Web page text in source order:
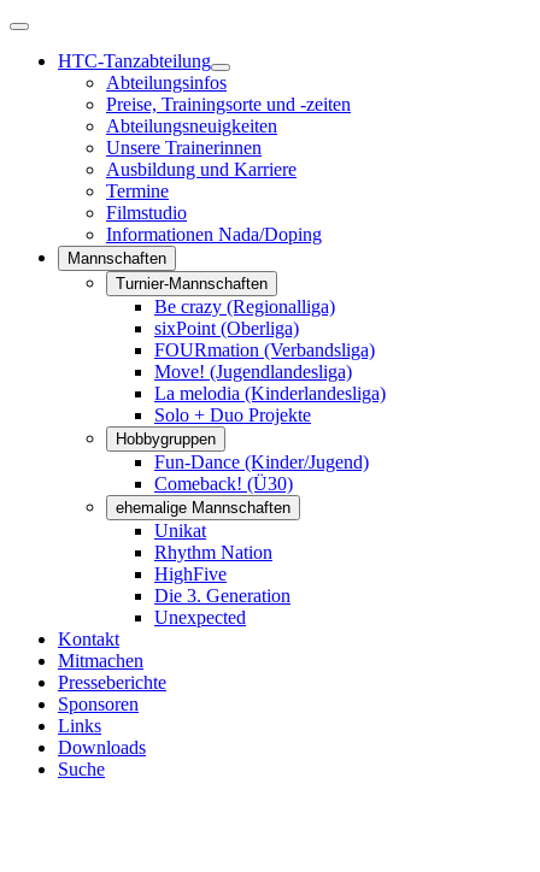
HTC-Tanzabteilung
Abteilungsinfos
Preise, Trainingsorte und -zeiten
Abteilungsneuigkeiten
Unsere Trainerinnen
Ausbildung und Karriere
Termine
Filmstudio
Informationen Nada/Doping
Mannschaften
Turnier-Mannschaften
Be crazy (Regionalliga)
sixPoint (Oberliga)
FOURmation (Verbandsliga)
Move! (Jugendlandesliga)
La melodia (Kinderlandesliga)
Solo + Duo Projekte
Hobbygruppen
Fun-Dance (Kinder/Jugend)
Comeback! (Ü30)
ehemalige Mannschaften
Unikat
Rhythm Nation
HighFive
Die 3. Generation
Unexpected
Kontakt
Mitmachen
Presseberichte
Sponsoren
Links
Downloads
Suche